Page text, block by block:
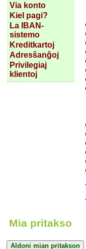
Via konto
Kiel pagi?
La IBAN-
sistemo
Kreditkartoj
Adresŝanĝoj
Privilegiaj
klientoj
Mia pritakso